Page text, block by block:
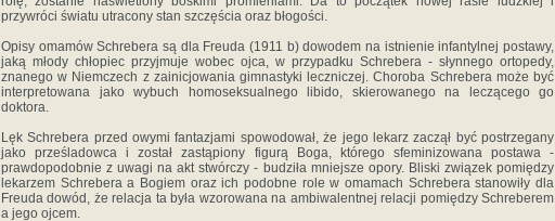
przywróci światu utracony stan szczęścia oraz błogości.
Opisy omamów Schrebera są dla Freuda (1911 b) dowodem na istnienie infantylnej postawy,
jaką młody chłopiec przyjmuje wobec ojca, w przypadku Schrebera - słynnego ortopedy,
znanego w Niemczech z zainicjowania gimnastyki leczniczej. Choroba Schrebera może być
interpretowana jako wybuch homoseksualnego libido, skierowanego na leczącego go
doktora.
Lęk Schrebera przed owymi fantazjami spowodował, że jego lekarz zaczął być postrzegany
jako prześladowca i został zastąpiony figurą Boga, którego sfeminizowana postawa -
prawdopodobnie z uwagi na akt stwórczy - budziła mniejsze opory. Bliski związek pomiędzy
lekarzem Schrebera a Bogiem oraz ich podobne role w omamach Schrebera stanowiły dla
Freuda dowód, że relacja ta była wzorowana na ambiwalentnej relacji pomiędzy Schreberem
a jego ojcem.